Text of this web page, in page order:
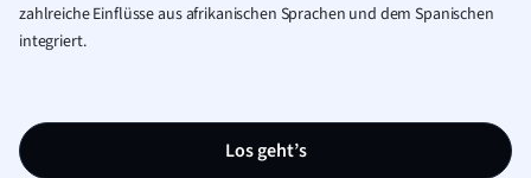
zahlreiche Einflüsse aus afrikanischen Sprachen und dem Spanischen
integriert.
Los geht’s